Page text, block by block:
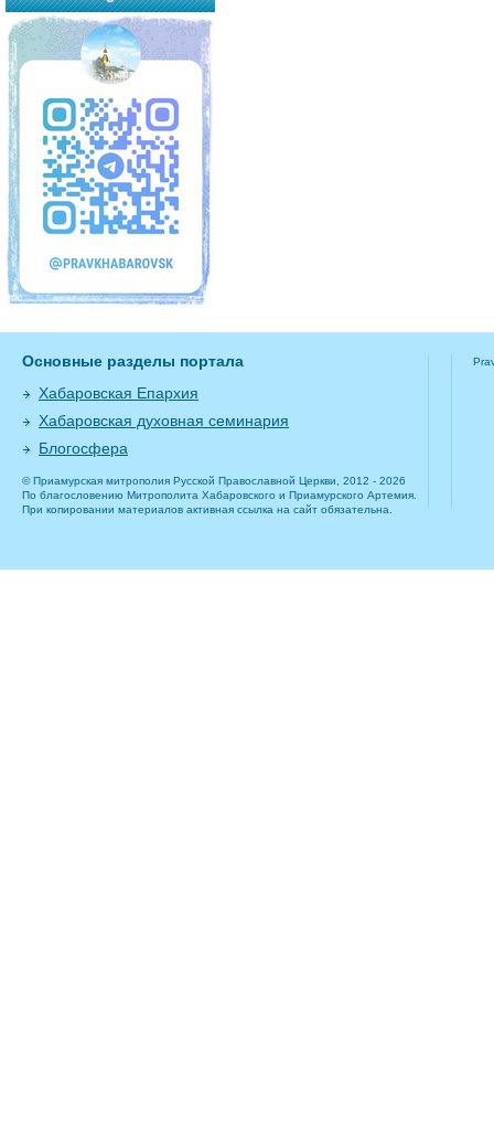
Основные разделы портала
Хабаровская Епархия
Хабаровская духовная семинария
Блогосфера
© Приамурская митрополия Русской Православной Церкви, 2012 - 2026
По благословению Митрополита Хабаровского и Приамурского Артемия.
При копировании материалов активная ссылка на сайт обязательна.